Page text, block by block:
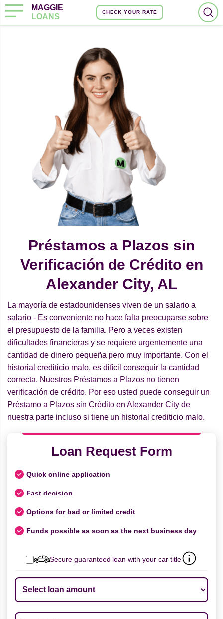
MAGGIE
LOANS
CHECK YOUR RATE
Préstamos a Plazos sin
Verificación de Crédito en
Alexander City, AL
La mayoría de estadounidenses viven de un salario a
salario - Es conveniente no hace falta preocuparse sobre
el presupuesto de la familia. Pero a veces existen
dificultades financieras y se requiere urgentemente una
cantidad de dinero pequeña pero muy importante. Con el
historial crediticio malo, es difícil conseguir la cantidad
correcta. Nuestros Préstamos a Plazos no tienen
verificación de crédito. Por eso usted puede conseguir un
Préstamo a Plazos sin Crédito en Alexander City de
nuestra parte incluso si tiene un historial crediticio malo.
Loan Request Form
Quick online application
Fast decision
Options for bad or limited credit
Funds possible as soon as the next business day
Secure guaranteed loan with your car title